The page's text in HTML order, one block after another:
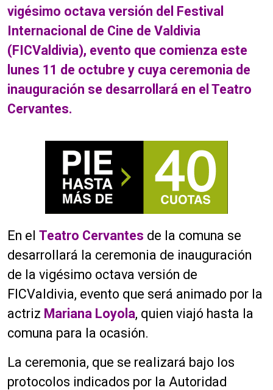
vigésimo octava versión del Festival
Internacional de Cine de Valdivia
(FICValdivia), evento que comienza este
lunes 11 de octubre y cuya ceremonia de
inauguración se desarrollará en el Teatro
Cervantes.
En el Teatro Cervantes de la comuna se
desarrollará la ceremonia de inauguración
de la vigésimo octava versión de
FICValdivia, evento que será animado por la
actriz Mariana Loyola, quien viajó hasta la
comuna para la ocasión.
La ceremonia, que se realizará bajo los
protocolos indicados por la Autoridad